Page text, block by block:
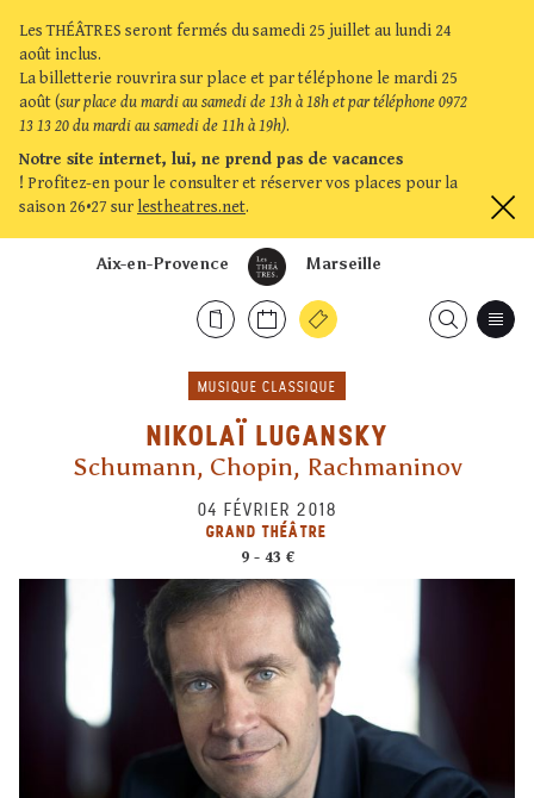
Les THÉÂTRES seront fermés du samedi 25 juillet au lundi 24
août inclus.
La billetterie rouvrira sur place et par téléphone le mardi 25
août (sur place du mardi au samedi de 13h à 18h et par téléphone 0972
13 13 20 du mardi au samedi de 11h à 19h).
Notre site internet, lui, ne prend pas de vacances
! Profitez-en pour le consulter et réserver vos places pour la
saison 26•27 sur lestheatres.net.
Marseille
Aix-en-Provence
MUSIQUE CLASSIQUE
NIKOLAÏ LUGANSKY
Schumann, Chopin, Rachmaninov
04 FÉVRIER 2018
GRAND THÉÂTRE
9 - 43 €